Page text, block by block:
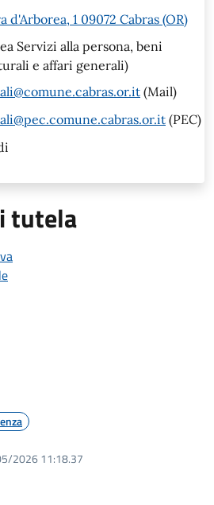
d'Arborea, 1 09072 Cabras (OR)
Servizi alla persona, beni
e affari generali)
(Mail)
(PEC)
tutela
2026 11:18.37